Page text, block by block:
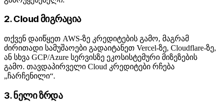
2. Cloud მიგრაცია
თქვენ დაიწყეთ AWS-ზე კრედიტების გამო, მაგრამ
ძირითადი სამუშაოები გადაიტანეთ Vercel-ზე, Cloudflare-ზე,
ან სხვა GCP/Azure სერვისზე ეკოსისტემური მიზეზების
გამო. თავდაპირველი Cloud კრედიტები რჩება
„ჩარჩენილი“.
3. ნელი ზრდა